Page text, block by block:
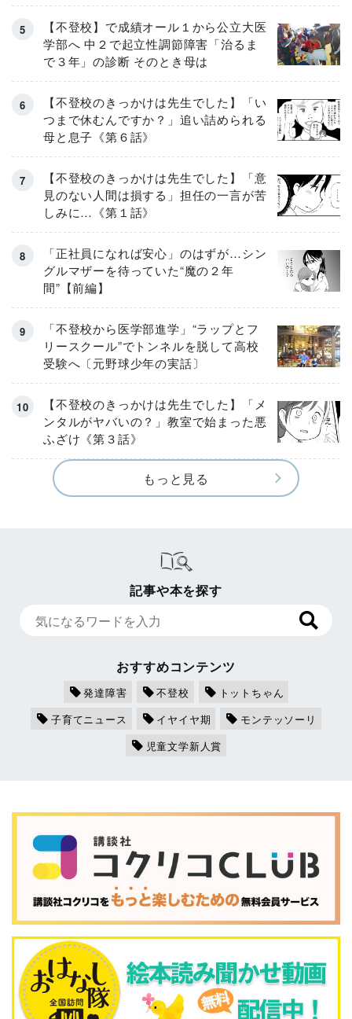
【不登校】で成績オール１から公立大医
学部へ 中２で起立性調節障害「治るま
で３年」の診断 そのとき母は
【不登校のきっかけは先生でした】「い
つまで休むんですか？」追い詰められる
母と息子《第６話》
【不登校のきっかけは先生でした】「意
見のない人間は損する」担任の一言が苦
しみに…《第１話》
「正社員になれば安心」のはずが…シン
グルマザーを待っていた“魔の２年
間”【前編】
「不登校から医学部進学」“ラップとフ
リースクール”でトンネルを脱して高校
受験へ〔元野球少年の実話〕
【不登校のきっかけは先生でした】「メ
ンタルがヤバいの？」教室で始まった悪
ふざけ《第３話》
もっと見る
記事や本を探す
おすすめコンテンツ
発達障害 不登校
トットちゃん
子育てニュース
イヤイヤ期
モンテッソーリ
児童文学新人賞